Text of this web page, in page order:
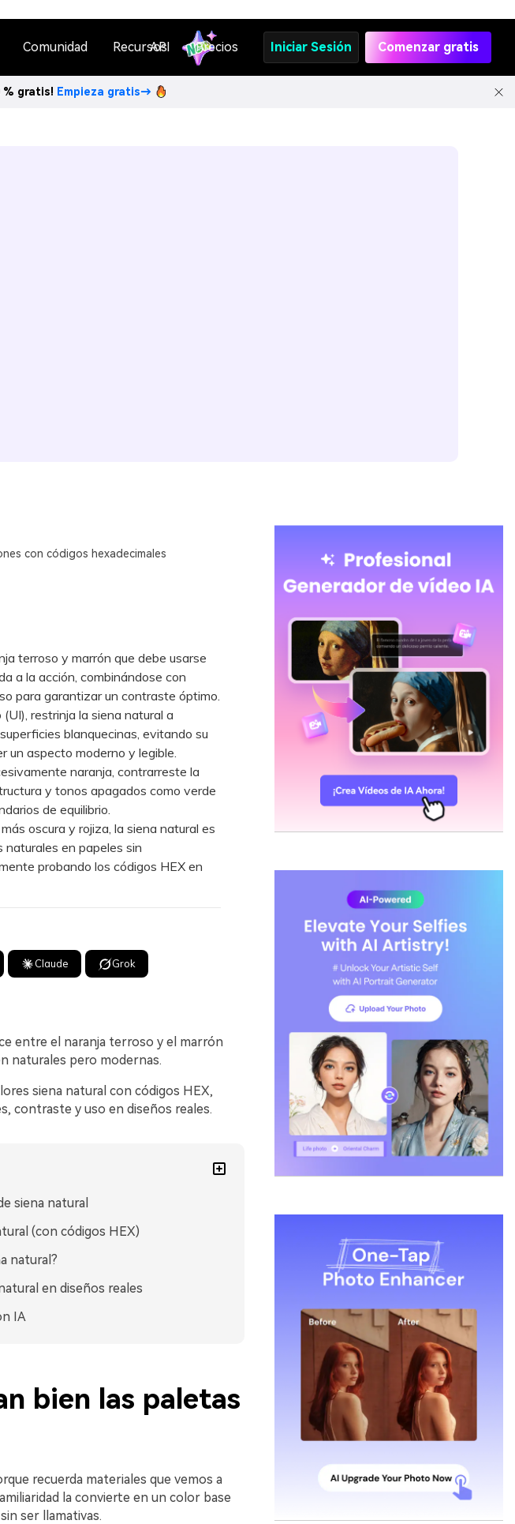
Comunidad Recursos
API Precios Iniciar Sesión Comenzar gratis
% gratis! Empieza gratis→
con códigos hexadecimales
terroso y marrón que debe usarse
a la acción, combinándose con
para garantizar un contraste óptimo.
restrinja la siena natural a
blanquecinas, evitando su
un aspecto moderno y legible.
naranja, contrarreste la
y tonos apagados como verde
de equilibrio.
oscura y rojiza, la siena natural es
naturales en papeles sin
probando los códigos HEX en
Claude Grok
entre el naranja terroso y el marrón
naturales pero modernas.
siena natural con códigos HEX,
contraste y uso en diseños reales.
siena natural
(con códigos HEX)
natural?
en diseños reales
IA
bien las paletas
recuerda materiales que vemos a
la convierte en un color base
ser llamativas.